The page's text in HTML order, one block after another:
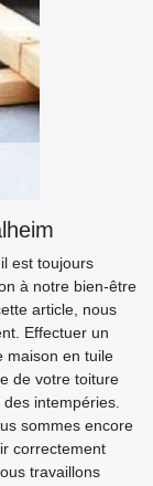
est toujours
à notre bien-être
article, nous
Effectuer un
maison en tuile
de votre toiture
intempéries.
sommes encore
correctement
travaillons